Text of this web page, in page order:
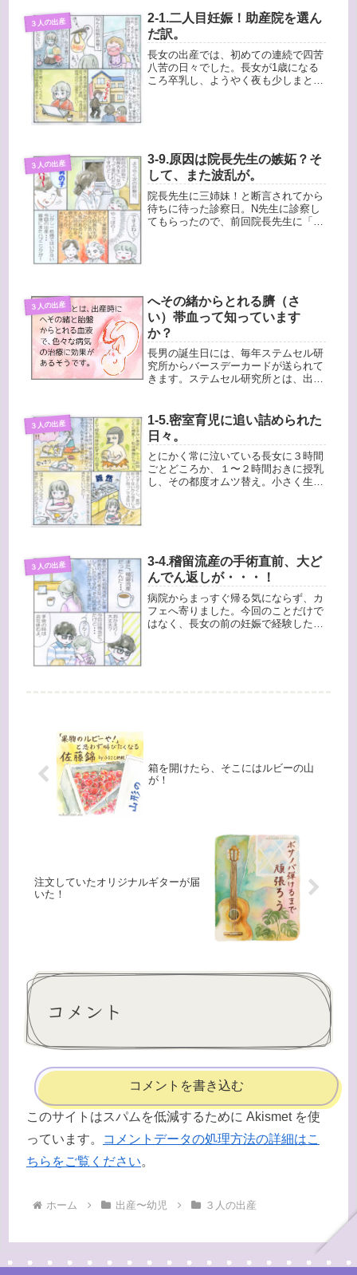
３人の出産
2-1.二人目妊娠！助産院を選ん
だ訳。
長女の出産では、初めての連続で四苦
八苦の日々でした。長女が1歳になる
ころ卒乳し、ようやく夜も少しまとま
３人の出産
3-9.原因は院長先生の嫉妬？そ
して、また波乱が。
院長先生に三姉妹！と断言されてから
待ちに待った診察日。N先生に診察し
てもらったので、前回院長先生に「女
３人の出産
へその緒からとれる臍（さ
い）帯血って知っています
か？
長男の誕生日には、毎年ステムセル研
究所からバースデーカードが送られて
きます。ステムセル研究所とは、出産
男が出産するときにさい帯血保存を申
し込んだのです。送られてきたバース
デ...
３人の出産
1-5.密室育児に追い詰められた
日々。
とにかく常に泣いている長女に３時間
ごとどころか、１〜２時間おきに授乳
し、その都度オムツ替え。小さく生ま
３人の出産
3-4.稽留流産の手術直前、大ど
んでん返しが・・・！
病院からまっすぐ帰る気にならず、カ
フェへ寄りました。今回のことだけで
はなく、長女の前の妊娠で経験した稽
箱を開けたら、そこにはルビーの山
が！
注文していたオリジナルギターが届
いた！
コメント
コメントを書き込む
このサイトはスパムを低減するために Akismet を使
っています。
コメントデータの処理方法の詳細はこ
ちらをご覧ください。
ホーム 出産〜幼児 ３人の出産